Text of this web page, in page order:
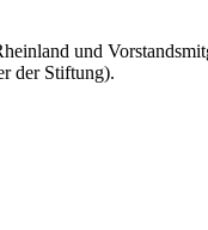
und
der Stiftung).